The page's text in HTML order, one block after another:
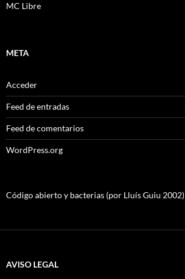
MC Libre
META
Acceder
Feed de entradas
Feed de comentarios
WordPress.org
Código abierto y bacterias (por Lluís Guiu 2002)
AVISO LEGAL